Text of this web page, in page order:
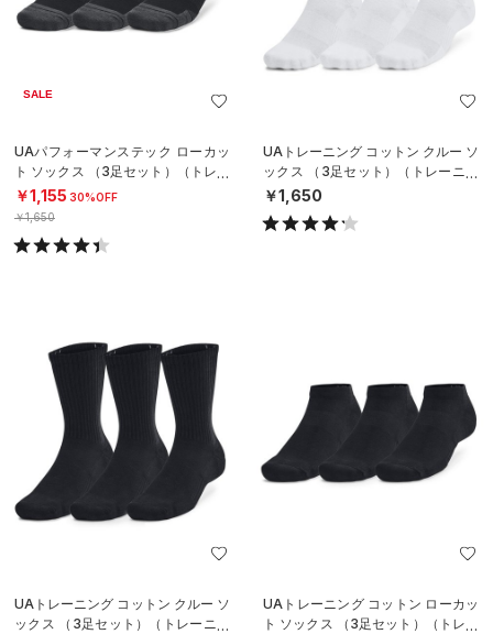
SALE
UAパフォーマンステック ローカッ
ト ソックス （3足セット）（トレー
ニング/UNISEX）
￥1,155 30%OFF
￥1,650
UAトレーニング コットン クルー ソ
ックス （3足セット）（トレーニン
グ/UNISEX）
￥1,650
UAトレーニング コットン クルー ソ
ックス （3足セット）（トレーニン
UAトレーニング コットン ローカッ
ト ソックス （3足セット）（トレー